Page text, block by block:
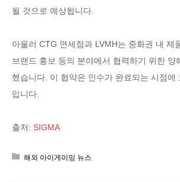
될 것으로 예상됩니다.
아울러 CTG 면세점과 LVMH는 중화권 내 제
브랜드 홍보 등의 분야에서 협력하기 위한 양
했습니다. 이 협약은 인수가 완료되는 시점에
입니다.
출처: SIGMA
해외 아이게이밍 뉴스